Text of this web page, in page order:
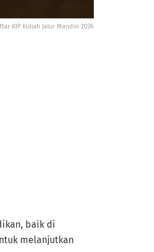
KIP Kuliah Jalur Mandiri 2026
baik di
melanjutkan